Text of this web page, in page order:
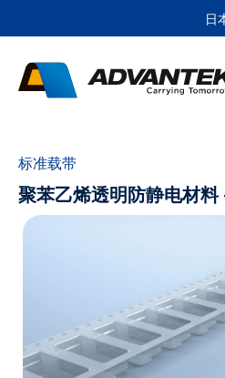
日
标准载带
聚苯乙烯透明防静电材料